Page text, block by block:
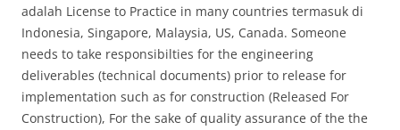
adalah License to Practice in many countries termasuk di
Indonesia, Singapore, Malaysia, US, Canada. Someone
needs to take responsibilties for the engineering
deliverables (technical documents) prior to release for
implementation such as for construction (Released For
Construction), For the sake of quality assurance of the the